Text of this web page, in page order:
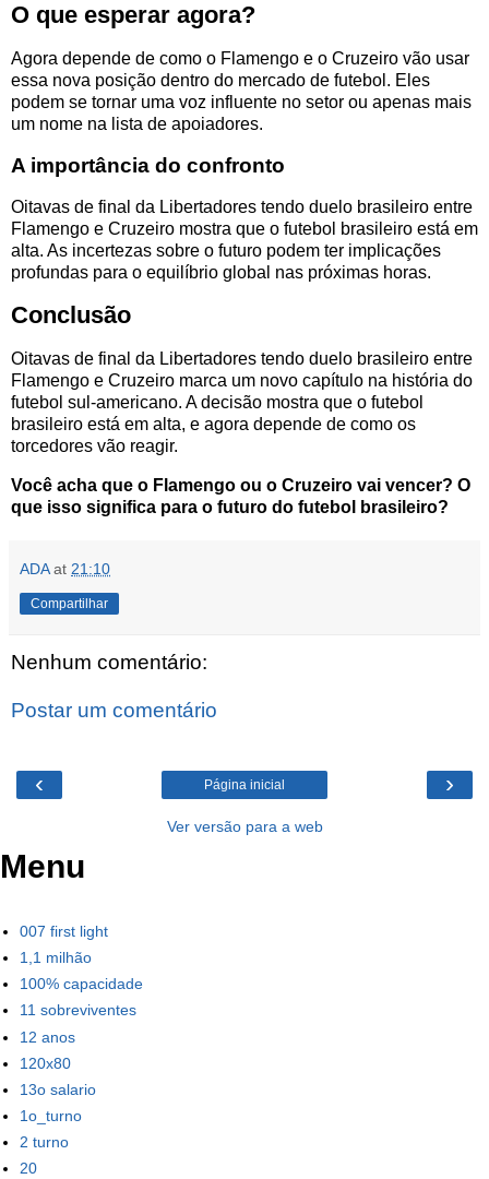
O que esperar agora?
Agora depende de como o Flamengo e o Cruzeiro vão usar
essa nova posição dentro do mercado de futebol. Eles
podem se tornar uma voz influente no setor ou apenas mais
um nome na lista de apoiadores.
A importância do confronto
Oitavas de final da Libertadores tendo duelo brasileiro entre
Flamengo e Cruzeiro mostra que o futebol brasileiro está em
alta. As incertezas sobre o futuro podem ter implicações
profundas para o equilíbrio global nas próximas horas.
Conclusão
Oitavas de final da Libertadores tendo duelo brasileiro entre
Flamengo e Cruzeiro marca um novo capítulo na história do
futebol sul-americano. A decisão mostra que o futebol
brasileiro está em alta, e agora depende de como os
torcedores vão reagir.
Você acha que o Flamengo ou o Cruzeiro vai vencer? O
que isso significa para o futuro do futebol brasileiro?
ADA at 21:10
Compartilhar
Nenhum comentário:
Postar um comentário
‹ ›
Página inicial
Ver versão para a web
Menu
007 first light
1,1 milhão
100% capacidade
11 sobreviventes
12 anos
120x80
13o salario
1o_turno
2 turno
20